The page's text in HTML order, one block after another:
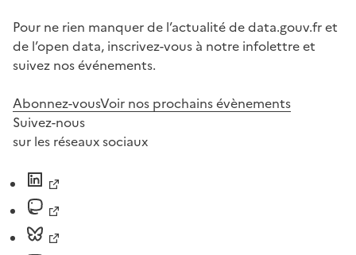
Pour ne rien manquer de l’actualité de data.gouv.fr et
de l’open data, inscrivez-vous à notre infolettre et
suivez nos événements.
Abonnez-vousVoir nos prochains évènements
Suivez-nous
sur les réseaux sociaux